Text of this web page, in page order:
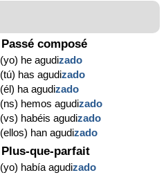
Passé composé
(yo) he agudizado
(tú) has agudizado
(él) ha agudizado
(ns) hemos agudizado
(vs) habéis agudizado
(ellos) han agudizado
Plus-que-parfait
(yo) había agudizado